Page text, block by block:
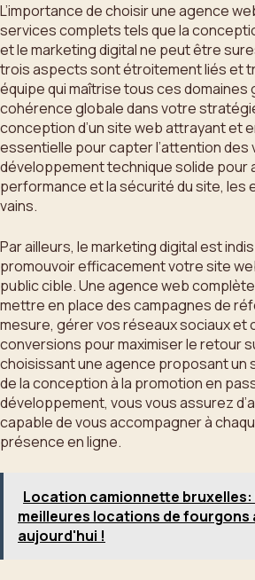
L’importance de choisir une agence
services complets tels que la
et le marketing digital ne peut être
trois aspects sont étroitement liés et
équipe qui maîtrise tous ces domaines
cohérence globale dans votre
conception d’un site web attrayant et
essentielle pour capter l’attention des
développement technique solide pour
performance et la sécurité du site,
vains.
Par ailleurs, le marketing digital est
promouvoir efficacement votre site
public cible. Une agence web
mettre en place des campagnes de
mesure, gérer vos réseaux sociaux et
conversions pour maximiser le retour
choisissant une agence proposant un
de la conception à la promotion en
développement, vous vous assurez
capable de vous accompagner à
présence en ligne.
Location camionnette bruxelles:
meilleures locations de fourgons
aujourd'hui !